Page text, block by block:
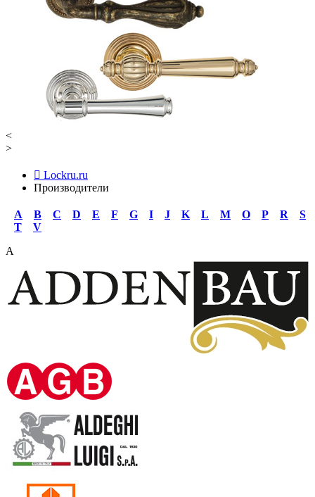
<
>
Lockru.ru
Производители
A B C D E F G I J K L M O P R
S
T
V
A